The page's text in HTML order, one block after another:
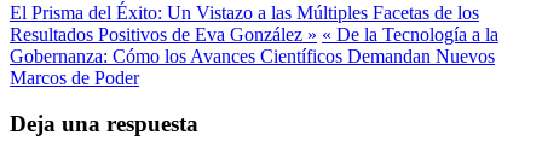
El Prisma del Éxito: Un Vistazo a las Múltiples Facetas de los
Resultados Positivos de Eva González » « De la Tecnología a la
Gobernanza: Cómo los Avances Científicos Demandan Nuevos
Marcos de Poder
Deja una respuesta